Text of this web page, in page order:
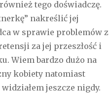
tego doświadczę.
nakreślić jej
w sprawie problemów z
za jej przeszłość i
Wiem bardzo dużo na
kobiety natomiast
jeszcze nigdy.